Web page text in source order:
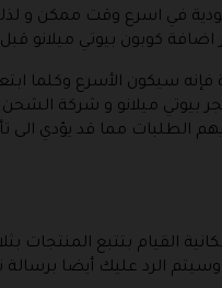
في اسرع وقت ممكن
كوبون بيوتي ميلانو
سيكون الأسرع وكلما
عمل إلى 5 أيام عمل مع مراعات ا متجر
الطلبات مما قد يؤدي
القيام بتتبع المنتجات
الرد عليك أيضا